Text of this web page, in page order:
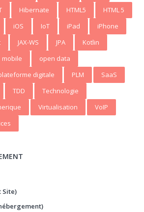
Hibernate HTML5
HTML 5
iOS IoT iPad
iPhone
JAX-WS JPA
Kotlin
mobile
open data
digitale PLM
SaaS
TDD
Technologie
Virtualisation
VoIP
Site)